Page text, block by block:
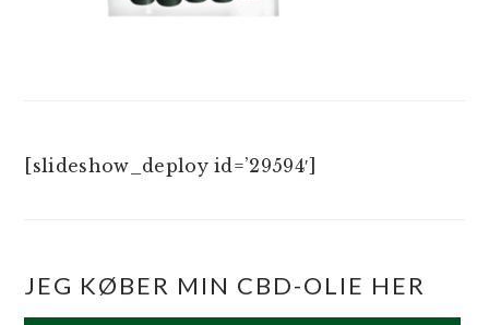
[slideshow_deploy id=’29594′]
JEG KØBER MIN CBD-OLIE HER